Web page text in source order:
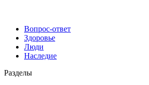
Вопрос-ответ
Здоровье
Люди
Наследие
Разделы